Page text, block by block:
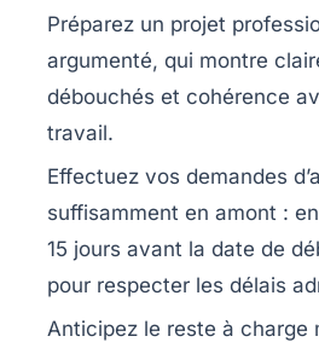
La Région propose divers
complémentaires pour les
Voir les aides disponibles
Étape 5 : Aides
situation de handicap)
Préparez un projet
argumenté, qui montre
débouchés et cohérence
travail.
Effectuez vos demandes
suffisamment en amont :
15 jours avant la date de
pour respecter les délais
Anticipez le reste à charge